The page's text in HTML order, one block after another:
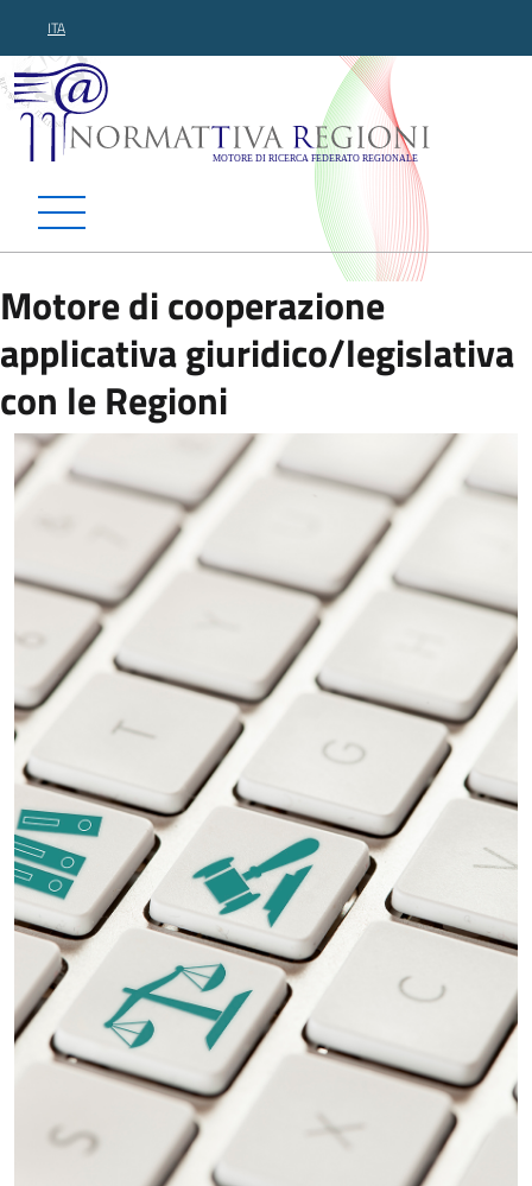
ITA
Normattiva Regioni -
Motore di cooperazione
applicativa giuridico/legislativa
con le Regioni